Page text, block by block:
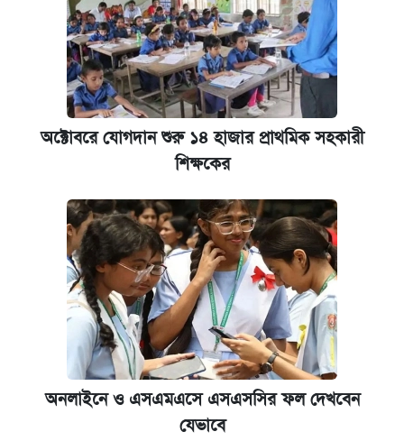
অক্টোবরে যোগদান শুরু ১৪ হাজার প্রাথমিক সহকারী
শিক্ষকের
অনলাইনে ও এসএমএসে এসএসসির ফল দেখবেন
যেভাবে